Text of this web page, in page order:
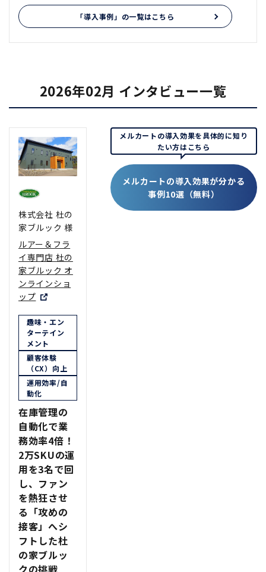
「導入事例」の一覧はこちら
2026年02月 インタビュー一覧
株式会社 杜の
家ブルック 様
ルアー＆フラ
イ専門店 杜の
家ブルック オ
ンラインショ
ップ
趣味・エン
ターテイン
メント
顧客体験
（CX）向上
運用効率/自
動化
在庫管理の
自動化で業
務効率4倍！
2万SKUの運
用を3名で回
し、ファン
を熱狂させ
る「攻めの
接客」へシ
フトした杜
の家ブルッ
クの挑戦
メルカートの導入効果を具体的に知り
たい方はこちら
メルカートの導入効果が分かる
事例10選（無料）